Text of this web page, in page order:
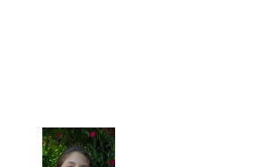
откриете